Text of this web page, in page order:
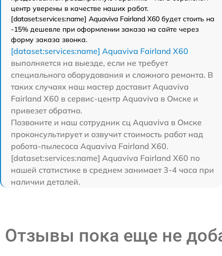
центр уверены в качестве наших работ.
[dataset:services:name] Aquaviva Fairland X60 будет стоить на
-15% дешевле при оформлении заказа на сайте через
форму заказа звонка.
[dataset:services:name] Aquaviva Fairland X60
выполняется на выезде, если не требует
специального оборудования и сложного ремонта. В
таких случаях наш мастер доставит Aquaviva
Fairland X60 в сервис-центр Aquaviva в Омске и
привезет обратно.
Позвоните и наш сотрудник сц Aquaviva в Омске
проконсультирует и озвучит стоимость работ над
робота-пылесоса Aquaviva Fairland X60.
[dataset:services:name] Aquaviva Fairland X60 по
нашей статистике в среднем занимает 3-4 часа при
наличии деталей.
Отзывы пока еще не